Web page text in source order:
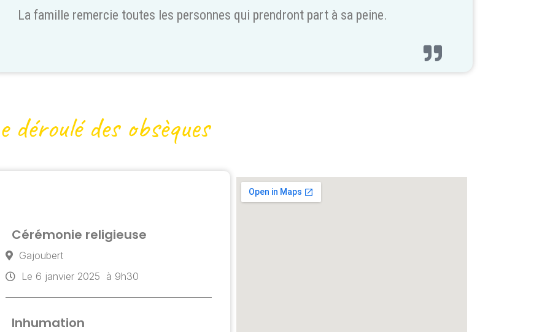
La famille remercie toutes les personnes qui prendront part à sa peine.
déroulé des obsèques
Cérémonie religieuse
Gajoubert
Le 6 janvier 2025 à 9h30
Inhumation